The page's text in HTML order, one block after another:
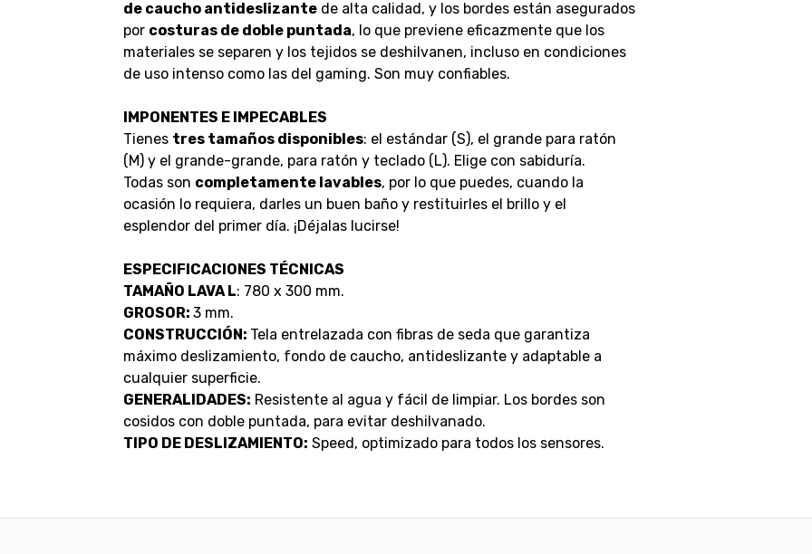
de caucho antideslizantede alta calidad, y los bordes están asegurados
por costuras de doble puntada, lo que previene eficazmente que los
materiales se separen y los tejidos se deshilvanen, incluso en condiciones
de uso intenso como las del gaming. Son muy confiables.
IMPONENTES E IMPECABLES
Tienes tres tamaños disponibles: el estándar (S), el grande para ratón
(M) y el grande-grande, para ratón y teclado (L). Elige con sabiduría.
Todas son completamente lavables, por lo que puedes, cuando la
ocasión lo requiera, darles un buen baño y restituirles el brillo y el
esplendor del primer día. ¡Déjalas lucirse!
ESPECIFICACIONES TÉCNICAS
TAMAÑO LAVA L: 780 x 300 mm.
GROSOR: 3 mm.
CONSTRUCCIÓN: Tela entrelazada con fibras de seda que garantiza
máximo deslizamiento, fondo de caucho, antideslizante y adaptable a
cualquier superficie.
GENERALIDADES: Resistente al agua y fácil de limpiar. Los bordes son
cosidos con doble puntada, para evitar deshilvanado.
TIPO DE DESLIZAMIENTO: Speed, optimizado para todos los sensores.